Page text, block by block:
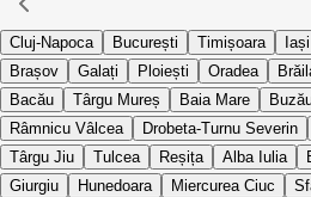
Cluj-Napoca București Timișoara Iași
Brașov
Galați Ploiești Oradea
Bacău
Târgu Mureș Baia Mare
Râmnicu Vâlcea
Drobeta-Turnu Severin
Târgu Jiu
Tulcea Reșița Alba Iulia
Giurgiu
Hunedoara Miercurea Ciuc